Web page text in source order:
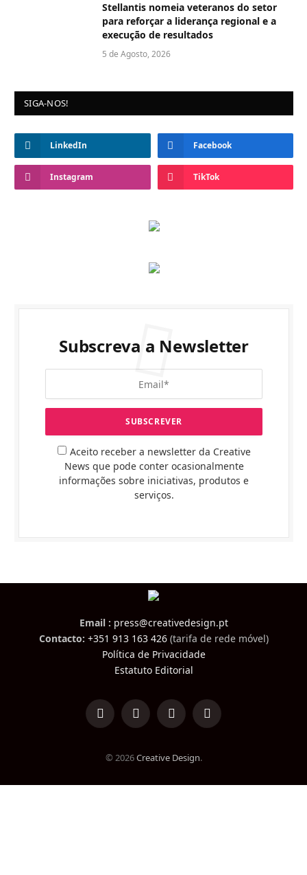
Stellantis nomeia veteranos do setor
para reforçar a liderança regional e a
execução de resultados
5 de Agosto, 2026
SIGA-NOS!
LinkedIn Facebook
Instagram TikTok
Subscreva a Newsletter
Aceito receber a newsletter da Creative
News que pode conter ocasionalmente
informações sobre iniciativas, produtos e
serviços.
Email : press@creativedesign.pt
Contacto: +351 913 163 426(tarifa de rede móvel)
Política de Privacidade
Estatuto Editorial
LinkedInFacebookInstagramTikTok
© 2026Creative Design.